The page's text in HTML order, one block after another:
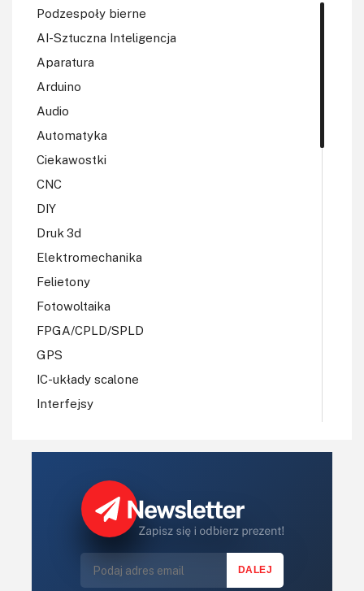
Podzespoły bierne
AI-Sztuczna Inteligencja
Aparatura
Arduino
Audio
Automatyka
Ciekawostki
CNC
DIY
Druk 3d
Elektromechanika
Felietony
Fotowoltaika
FPGA/CPLD/SPLD
GPS
IC-układy scalone
Interfejsy
Koła Naukowe
LED/LCD/OLED
Mechatronika